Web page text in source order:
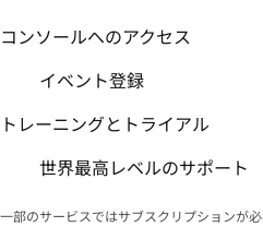
コンソールへのアクセス
イベント登録
トレーニングとトライアル
世界最高レベルのサポート
一部のサービスではサブスクリプションが必